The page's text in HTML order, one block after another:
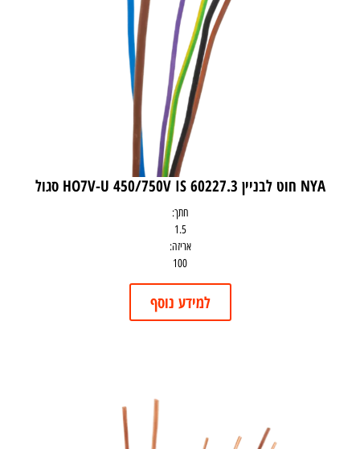
NYA חוט לבניין HO7V-U 450/750V IS 60227.3 סגול
חתך:
1.5
אריזה:
100
למידע נוסף